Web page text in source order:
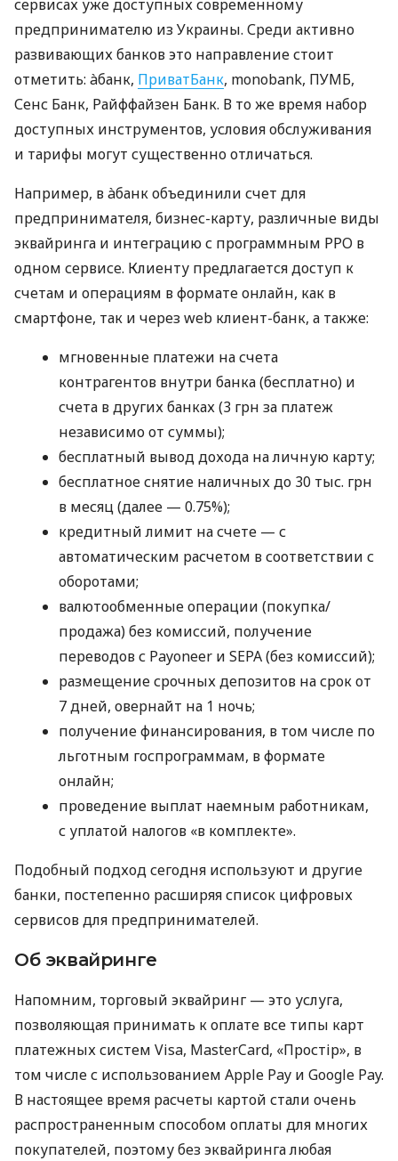
сервисах уже доступных современному
предпринимателю из Украины. Среди активно
развивающих банков это направление стоит
отметить: àбанк, ПриватБанк, monobank, ПУМБ,
Сенс Банк, Райффайзен Банк. В то же время набор
доступных инструментов, условия обслуживания
и тарифы могут существенно отличаться.
Например, в àбанк объединили счет для
предпринимателя, бизнес-карту, различные виды
эквайринга и интеграцию с программным РРО в
одном сервисе. Клиенту предлагается доступ к
счетам и операциям в формате онлайн, как в
смартфоне, так и через web клиент-банк, а также:
мгновенные платежи на счета
контрагентов внутри банка (бесплатно) и
счета в других банках (3 грн за платеж
независимо от суммы);
бесплатный вывод дохода на личную карту;
бесплатное снятие наличных до 30 тыс. грн
в месяц (далее — 0.75%);
кредитный лимит на счете — с
автоматическим расчетом в соответствии с
оборотами;
валютообменные операции (покупка/
продажа) без комиссий, получение
переводов с Payoneer и SEPA (без комиссий);
размещение срочных депозитов на срок от
7 дней, овернайт на 1 ночь;
получение финансирования, в том числе по
льготным госпрограммам, в формате
онлайн;
проведение выплат наемным работникам,
с уплатой налогов «в комплекте».
Подобный подход сегодня используют и другие
банки, постепенно расширяя список цифровых
сервисов для предпринимателей.
Об эквайринге
Напомним, торговый эквайринг — это услуга,
позволяющая принимать к оплате все типы карт
платежных систем Visa, MasterCard, «Простір», в
том числе с использованием Apple Pay и Google Pay.
В настоящее время расчеты картой стали очень
распространенным способом оплаты для многих
покупателей, поэтому без эквайринга любая